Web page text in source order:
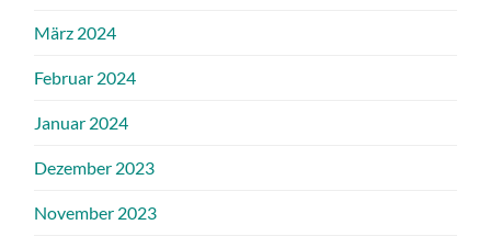
März 2024
Februar 2024
Januar 2024
Dezember 2023
November 2023